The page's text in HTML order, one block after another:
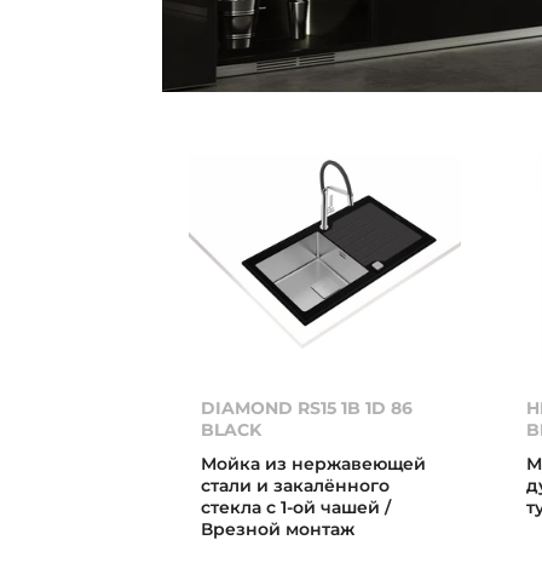
DIAMOND RS15 1B 1D 86
BLACK
Мойка из нержавеющей
стали и закалённого
стекла с 1-ой чашей /
Врезной монтаж